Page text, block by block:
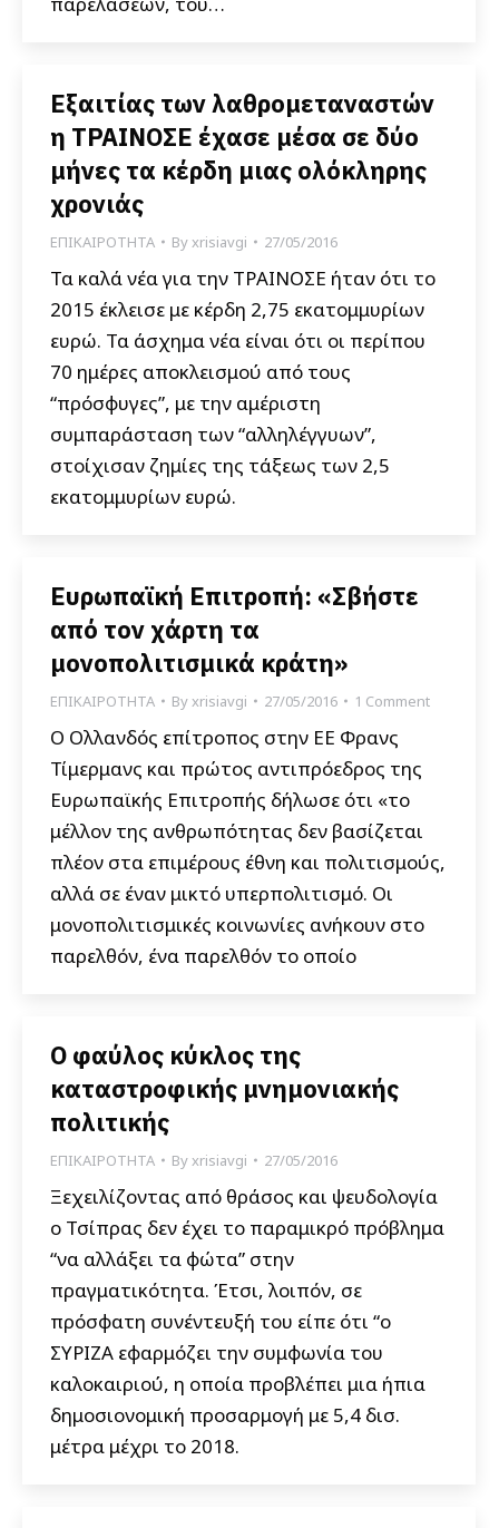
Εξαιτίας των λαθρομεταναστών
η ΤΡΑΙΝΟΣΕ έχασε μέσα σε δύο
μήνες τα κέρδη μιας ολόκληρης
χρονιάς
ΕΠΙΚΑΙΡΟΤΗΤΑ Byxrisiavgi 27/05/2016
Τα καλά νέα για την ΤΡΑΙΝΟΣΕ ήταν ότι το
2015 έκλεισε με κέρδη 2,75 εκατομμυρίων
ευρώ. Τα άσχημα νέα είναι ότι οι περίπου
70 ημέρες αποκλεισμού από τους
“πρόσφυγες”, με την αμέριστη
συμπαράσταση των “αλληλέγγυων”,
στοίχισαν ζημίες της τάξεως των 2,5
εκατομμυρίων ευρώ.
Ευρωπαϊκή Επιτροπή: «Σβήστε
από τον χάρτη τα
μονοπολιτισμικά κράτη»
ΕΠΙΚΑΙΡΟΤΗΤΑ Byxrisiavgi 27/05/2016 1 Comment
Ο Ολλανδός επίτροπος στην ΕΕ Φρανς
Τίμερμανς και πρώτος αντιπρόεδρος της
Ευρωπαϊκής Επιτροπής δήλωσε ότι «το
μέλλον της ανθρωπότητας δεν βασίζεται
πλέον στα επιμέρους έθνη και πολιτισμούς,
αλλά σε έναν μικτό υπερπολιτισμό. Οι
μονοπολιτισμικές κοινωνίες ανήκουν στο
παρελθόν, ένα παρελθόν το οποίο
Ο φαύλος κύκλος της
καταστροφικής μνημονιακής
πολιτικής
ΕΠΙΚΑΙΡΟΤΗΤΑ Byxrisiavgi 27/05/2016
Ξεχειλίζοντας από θράσος και ψευδολογία
ο Τσίπρας δεν έχει το παραμικρό πρόβλημα
“να αλλάξει τα φώτα” στην
πραγματικότητα. Έτσι, λοιπόν, σε
πρόσφατη συνέντευξή του είπε ότι “ο
ΣΥΡΙΖΑ εφαρμόζει την συμφωνία του
καλοκαιριού, η οποία προβλέπει μια ήπια
δημοσιονομική προσαρμογή με 5,4 δισ.
μέτρα μέχρι το 2018.